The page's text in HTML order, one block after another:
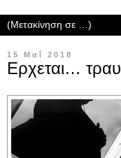
15 Μαΐ 2018
Ερχεται…